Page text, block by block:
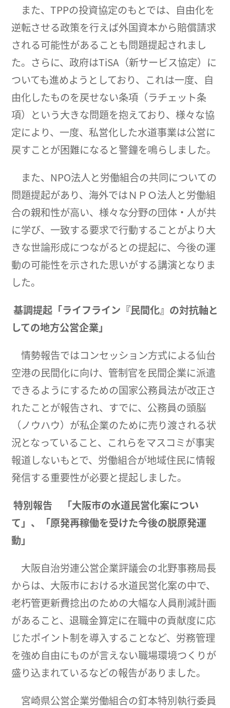
また、TPPの投資協定のもとでは、自由化を
逆転させる政策を行えば外国資本から賠償請求
される可能性があることも問題提起されまし
た。さらに、政府はTiSA（新サービス協定）に
ついても進めようとしており、これは一度、自
由化したものを戻せない条項（ラチェット条
項）という大きな問題を抱えており、様々な協
定により、一度、私営化した水道事業は公営に
戻すことが困難になると警鐘を鳴らしました。
また、NPO法人と労働組合の共同についての
問題提起があり、海外ではＮＰＯ法人と労働組
合の親和性が高い、様々な分野の団体・人が共
に学び、一致する要求で行動することがより大
きな世論形成につながるとの提起に、今後の運
動の可能性を示された思いがする講演となりま
した。
基調提起「ライフライン 『民間化』 の対抗軸と
しての地方公営企業」
情勢報告ではコンセッション方式による仙台
空港の民間化に向け、管制官を民間企業に派遣
できるようにするための国家公務員法が改正さ
れたことが報告され、すでに、公務員の頭脳
（ノウハウ）が私企業のために売り渡される状
況となっていること、これらをマスコミが事実
報道しないもとで、労働組合が地域住民に情報
発信する重要性が必要と提起しました。
特別報告 「大阪市の水道民営化案につい
て」、
「原発再稼働を受けた今後の脱原発運
動」
大阪自治労連公営企業評議会の北野事務局長
からは、大阪市における水道民営化案の中で、
老朽管更新費捻出のための大幅な人員削減計画
があること、退職金算定に在職中の貢献度に応
じたポイント制を導入することなど、労務管理
を強め自由にものが言えない職場環境つくりが
盛り込まれているなどの報告がありました。
宮崎県公営企業労働組合の釘本特別執行委員